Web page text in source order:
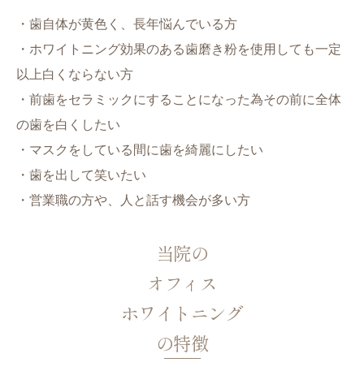
・歯自体が黄色く、長年悩んでいる方
・ホワイトニング効果のある歯磨き粉を使用しても一定
以上白くならない方
・前歯をセラミックにすることになった為その前に全体
の歯を白くしたい
・マスクをしている間に歯を綺麗にしたい
・歯を出して笑いたい
・営業職の方や、人と話す機会が多い方
当院の
オフィス
ホワイトニング
の特徴